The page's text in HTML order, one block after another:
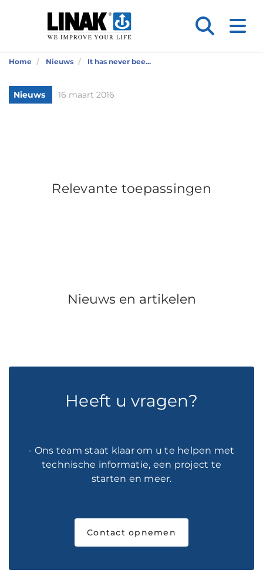
Home Nieuws It has never bee...
Nieuws 16 maart 2016
Relevante toepassingen
Nieuws en artikelen
Heeft u vragen?
- Ons team staat klaar om u te helpen met
technische informatie, een project te
starten en meer.
Contact opnemen